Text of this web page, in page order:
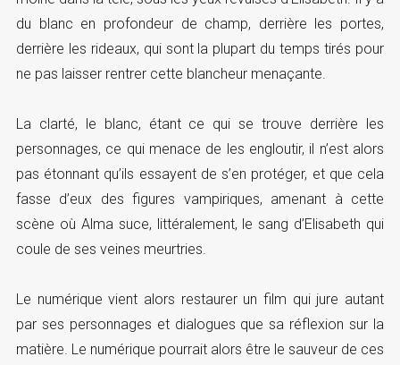
du blanc en profondeur de champ, derrière les portes,
derrière les rideaux, qui sont la plupart du temps tirés pour
ne pas laisser rentrer cette blancheur menaçante.
La clarté, le blanc, étant ce qui se trouve derrière les
personnages, ce qui menace de les engloutir, il n’est alors
pas étonnant qu’ils essayent de s’en protéger, et que cela
fasse d’eux des figures vampiriques, amenant à cette
scène où Alma suce, littéralement, le sang d’Elisabeth qui
coule de ses veines meurtries.
Le numérique vient alors restaurer un film qui jure autant
par ses personnages et dialogues que sa réflexion sur la
matière. Le numérique pourrait alors être le sauveur de ces